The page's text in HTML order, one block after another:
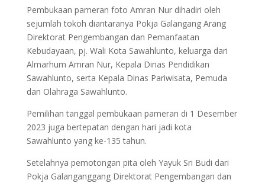
Pembukaan pameran foto Amran Nur dihadiri oleh
sejumlah tokoh diantaranya Pokja Galangang Arang
Direktorat Pengembangan dan Pemanfaatan
Kebudayaan, pj. Wali Kota Sawahlunto, keluarga dari
Almarhum Amran Nur, Kepala Dinas Pendidikan
Sawahlunto, serta Kepala Dinas Pariwisata, Pemuda
dan Olahraga Sawahlunto.
Pemilihan tanggal pembukaan pameran di 1 Desember
2023 juga bertepatan dengan hari jadi kota
Sawahlunto yang ke-135 tahun.
Setelahnya pemotongan pita oleh Yayuk Sri Budi dari
Pokja Galanganggang Direktorat Pengembangan dan